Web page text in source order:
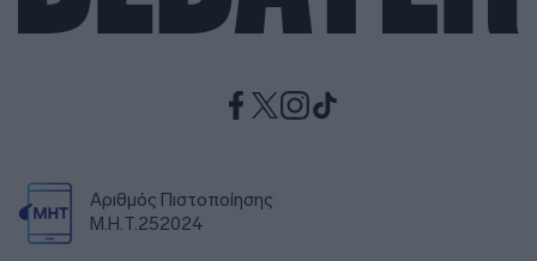
Αριθμός Πιστοποίησης
Μ.Η.Τ.252024